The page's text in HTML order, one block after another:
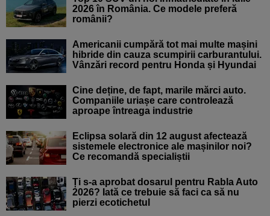
2026 în România. Ce modele preferă
românii?
Americanii cumpără tot mai multe mașini
hibride din cauza scumpirii carburantului.
Vânzări record pentru Honda și Hyundai
Cine deține, de fapt, marile mărci auto.
Companiile uriașe care controlează
aproape întreaga industrie
Eclipsa solară din 12 august afectează
sistemele electronice ale mașinilor noi?
Ce recomandă specialiștii
Ți s-a aprobat dosarul pentru Rabla Auto
2026? Iată ce trebuie să faci ca să nu
pierzi ecotichetul